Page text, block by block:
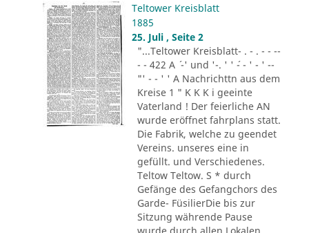
Teltower Kreisblatt
1885
25. Juli , Seite 2
"...Teltower Kreisblatt- . - . - - --
- - 422 A ´ -' und '-. ' ' ´- - ' - ' --
"' - - ' ' A Nachrichttn aus dem
Kreise 1 " K K K i geeinte
Vaterland ! Der feierliche AN
wurde eröffnet fahrplans statt.
Die Fabrik, welche zu geendet
Vereins. unseres eine in
gefüllt. und Verschiedenes.
Teltow Teltow. S * durch
Gefänge des Gefangchors des
Garde- FüsilierDie bis zur
Sitzung währende Pause
wurde durch allen Lokalen